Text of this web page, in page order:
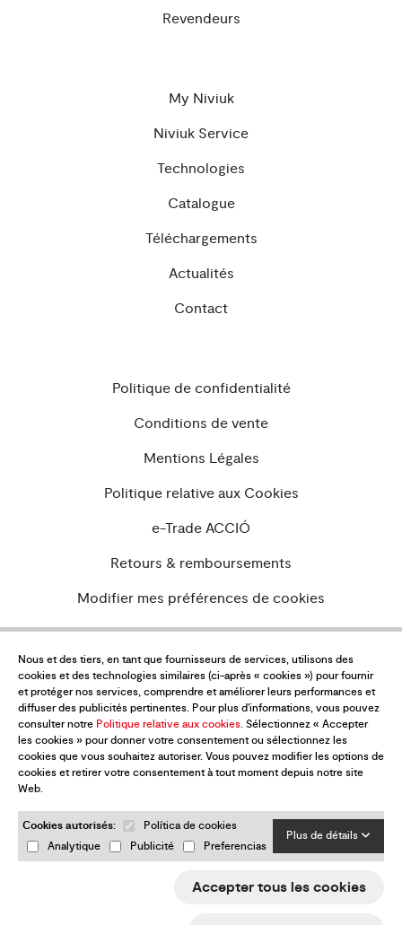
Revendeurs
My Niviuk
Niviuk Service
Technologies
Catalogue
Téléchargements
Actualités
Contact
Politique de confidentialité
Conditions de vente
Mentions Légales
Politique relative aux Cookies
e-Trade ACCIÓ
Retours & remboursements
Modifier mes préférences de cookies
Voulez-vous être à jour de toutes les
nouvelles?
Abonnez-vous à notre newsletter
Nous et des tiers, en tant que fournisseurs de services, utilisons des
cookies et des technologies similaires (ci-après « cookies ») pour fournir
et protéger nos services, comprendre et améliorer leurs performances et
diffuser des publicités pertinentes. Pour plus d'informations, vous pouvez
consulter notre Politique relative aux cookies. Sélectionnez « Accepter
les cookies » pour donner votre consentement ou sélectionnez les
cookies que vous souhaitez autoriser. Vous pouvez modifier les options de
cookies et retirer votre consentement à tout moment depuis notre site
Web.
Cookies autorisés:
Política de cookies
Analytique
Publicité Preferencias
Plus de détails
Accepter tous les cookies